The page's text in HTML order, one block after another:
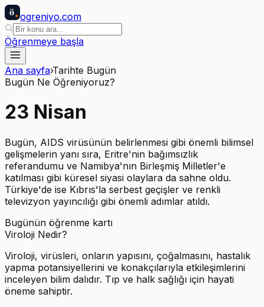
ö ogreniyo.com
Öğrenmeye başla
Ana sayfa›Tarihte Bugün
Bugün Ne Öğreniyoruz?
23 Nisan
Bugün, AIDS virüsünün belirlenmesi gibi önemli bilimsel
gelişmelerin yanı sıra, Eritre'nin bağımsızlık
referandumu ve Namibya'nın Birleşmiş Milletler'e
katılması gibi küresel siyasi olaylara da sahne oldu.
Türkiye'de ise Kıbrıs'la serbest geçişler ve renkli
televizyon yayıncılığı gibi önemli adımlar atıldı.
Bugünün öğrenme kartı
Viroloji Nedir?
Viroloji, virüsleri, onların yapısını, çoğalmasını, hastalık
yapma potansiyellerini ve konakçılarıyla etkileşimlerini
inceleyen bilim dalıdır. Tıp ve halk sağlığı için hayati
öneme sahiptir.